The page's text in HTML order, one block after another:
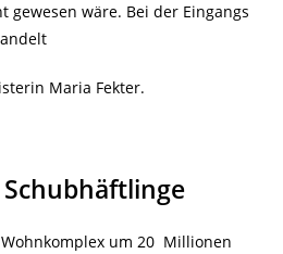
gewesen wäre. Bei der Eingangs
Maria Fekter.
um 20 Millionen